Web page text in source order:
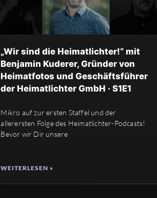
„Wir sind die Heimatlichter!“ mit
Benjamin Kuderer, Gründer von
Heimatfotos und Geschäftsführer
der Heimatlichter GmbH · S1E1
Mikro auf zur ersten Staffel und der
allerersten Folge des Heimatlichter-Podcasts!
Bevor wir Dir unsere
WEITERLESEN »